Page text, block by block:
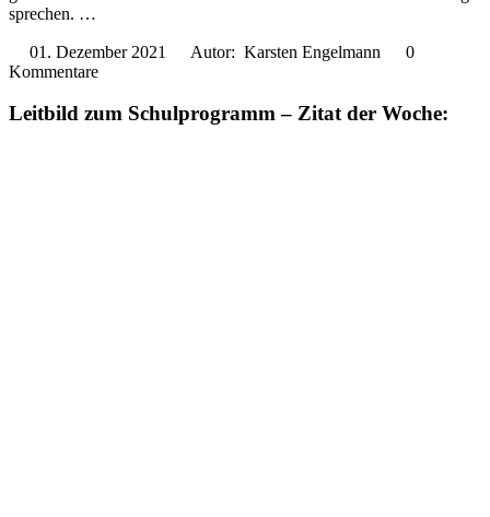
sprechen. …
01. Dezember 2021 Autor: Karsten Engelmann
0
Kommentare
Leitbild zum Schulprogramm – Zitat der Woche: